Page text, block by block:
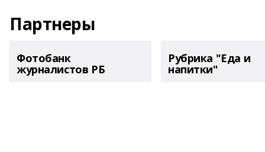
Партнеры
Фотобанк
журналистов РБ
Рубрика "Еда и
напитки"